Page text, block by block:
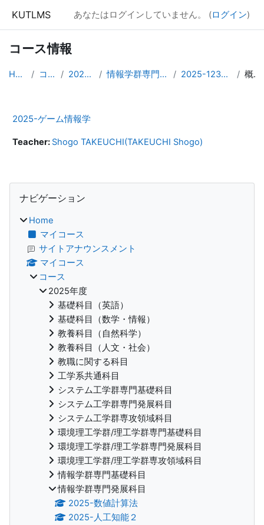
KUTLMS あなたはログインしていません。 (ログイン)
コース情報
Home コース 2025年度 情報学群専門発展科目 2025-1237001201 概要
2025-ゲーム情報学
Teacher: Shogo TAKEUCHI(TAKEUCHI Shogo)
ブロック
ナビゲーション
Home
マイコース
サイトアナウンスメント
マイコース
コース
2025年度
基礎科目（英語）
基礎科目（数学・情報）
教養科目（自然科学）
教養科目（人文・社会）
教職に関する科目
工学系共通科目
システム工学群専門基礎科目
システム工学群専門発展科目
システム工学群専攻領域科目
環境理工学群/理工学群専門基礎科目
環境理工学群/理工学群専門発展科目
環境理工学群/理工学群専攻領域科目
情報学群専門基礎科目
情報学群専門発展科目
2025-数値計算法
2025-人工知能２